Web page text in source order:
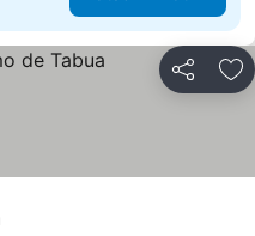
Jaa